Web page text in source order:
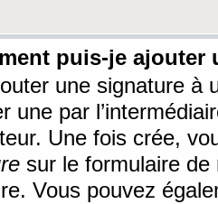
puis-je ajouter
une signature à
une par
Une fois crée,
sur le formulaire de
Vous pouvez